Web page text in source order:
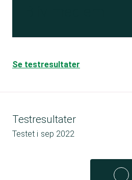
Se testresultater
Testresultater
Testet i sep 2022